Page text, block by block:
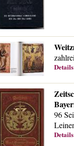
96